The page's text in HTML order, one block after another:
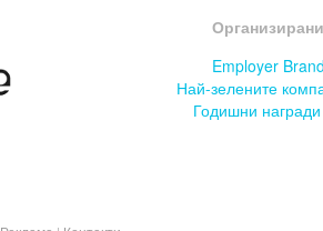
Employer
Най-зелените
Годишни